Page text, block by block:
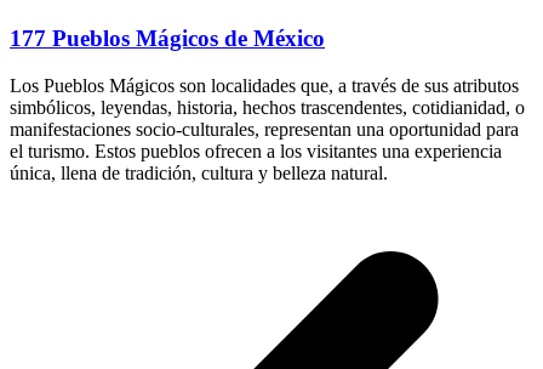
177 Pueblos Mágicos de México
Los Pueblos Mágicos son localidades que, a través de sus atributos
simbólicos, leyendas, historia, hechos trascendentes, cotidianidad, o
manifestaciones socio-culturales, representan una oportunidad para
el turismo. Estos pueblos ofrecen a los visitantes una experiencia
única, llena de tradición, cultura y belleza natural.